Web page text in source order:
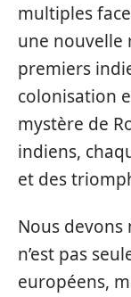
multiples
une nouvelle
premiers
colonisation
mystère de
indiens,
et des
Nous devons
n’est pas
européens,